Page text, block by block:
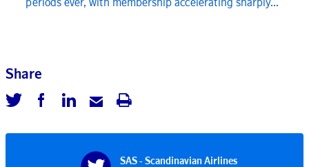
Share
SAS - Scandinavian Airlines